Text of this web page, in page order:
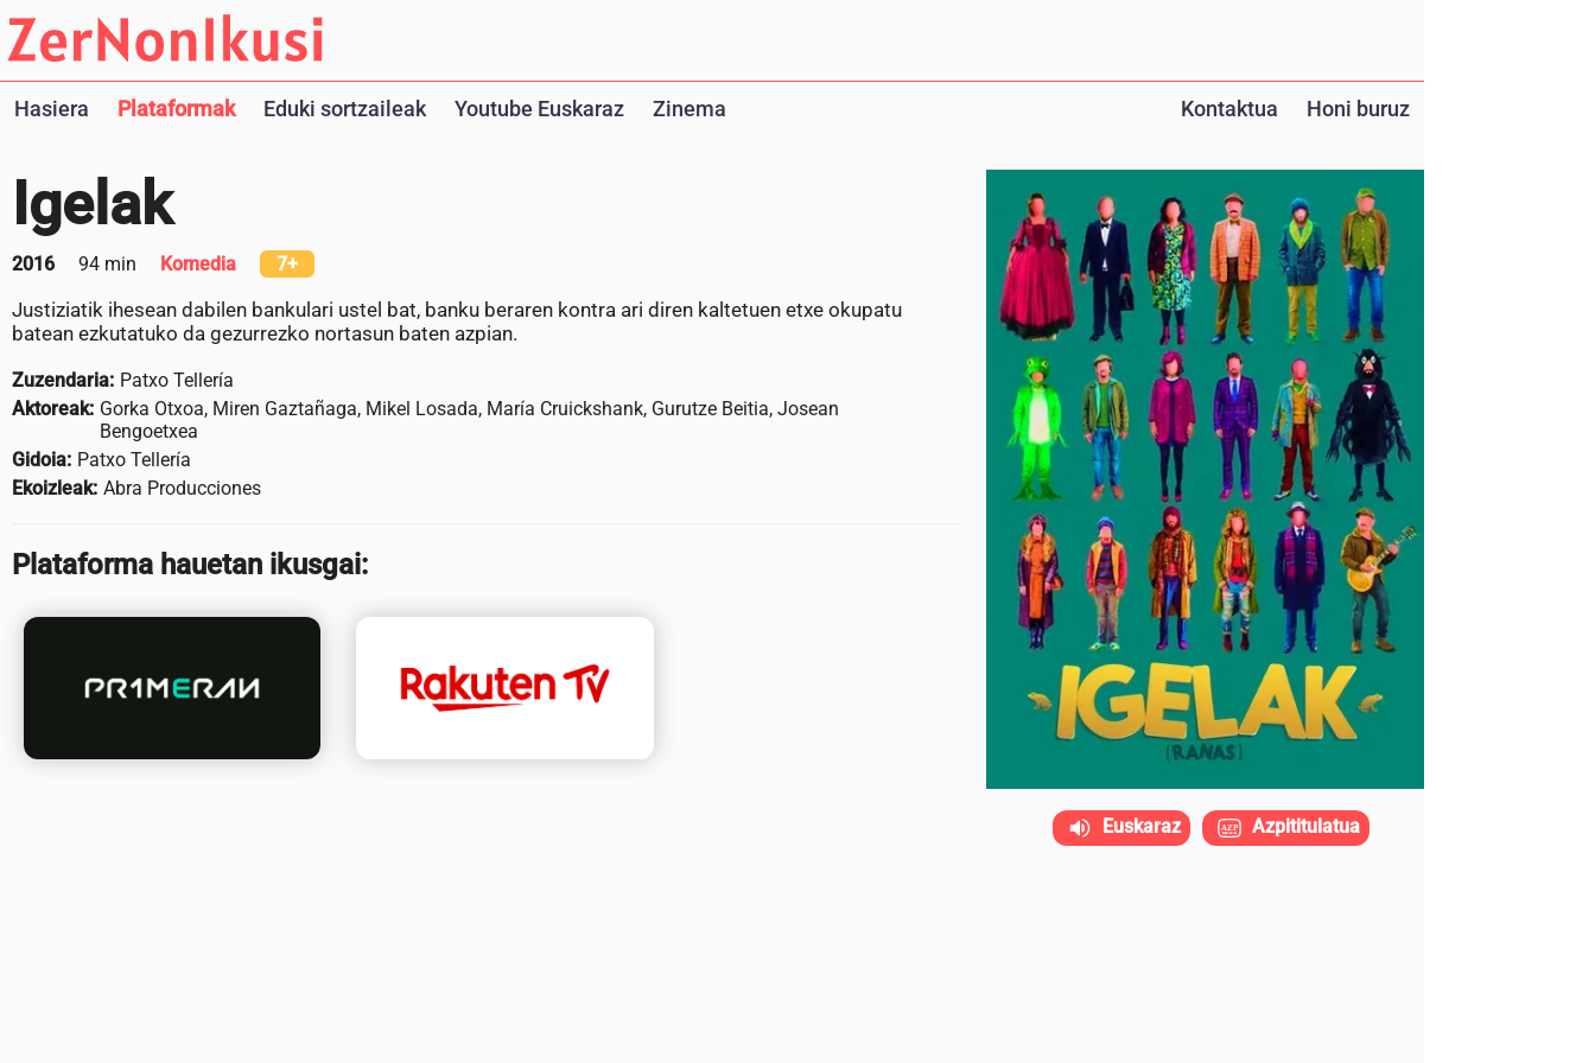
Hasiera Plataformak Eduki sortzaileak Youtube Euskaraz Zinema Kontaktua Honi buruz
Igelak
2016 94 min Komedia 7+
Justiziatik ihesean dabilen bankulari ustel bat, banku beraren kontra ari diren kaltetuen etxe okupatu
batean ezkutatuko da gezurrezko nortasun baten azpian.
Zuzendaria: Patxo Tellería
Aktoreak: Gorka Otxoa, Miren Gaztañaga, Mikel Losada, María Cruickshank, Gurutze Beitia, Josean
Bengoetxea
Gidoia: Patxo Tellería
Ekoizleak: Abra Producciones
Plataforma hauetan ikusgai:
Euskaraz Azpititulatua